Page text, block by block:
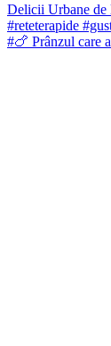
#🍗 Prânzul care